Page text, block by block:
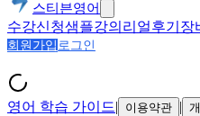
스티븐영어
수강신청샘플강의 리얼후기 장
회원가입 로그인
영어 학습 가이드| 이용약관 |